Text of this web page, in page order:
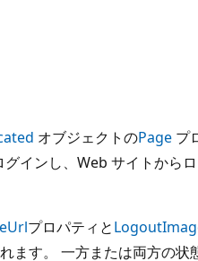
オブジェクトのPage プ
インし、Web サイトから
プロパティと
ます。 一方または両方の状